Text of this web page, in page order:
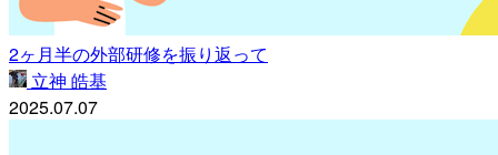
2ヶ月半の外部研修を振り返って
立神 皓基
2025.07.07